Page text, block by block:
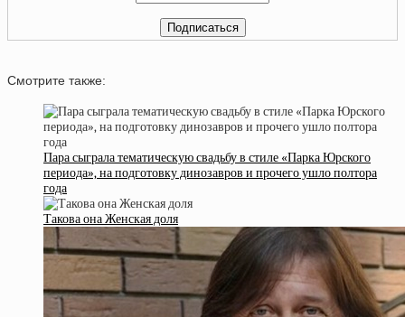
Смотрите также:
Пара сыграла тематическую свадьбу в стиле «Парка Юрского
периода», на подготовку динозавров и прочего ушло полтора
года
Такова она Женская доля